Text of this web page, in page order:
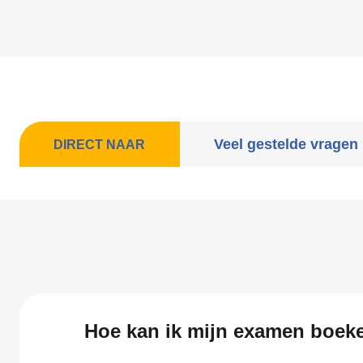
DIRECT NAAR Veel gestelde vragen
Hoe kan ik mijn examen